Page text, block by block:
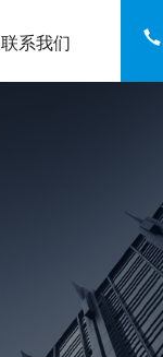
联系我们